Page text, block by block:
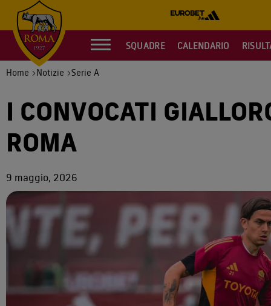
SQUADRE CALENDARIO
Home Notizie Serie A
I CONVOCATI
ROMA
9 maggio, 2026